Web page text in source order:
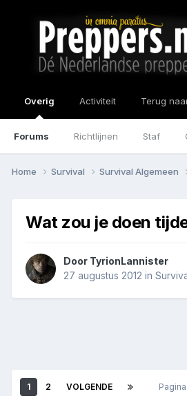
Overig
Forums Richtlijnen Staf
Activiteit Terug
Home Survival Survival Algemeen
Wat zou je doen
Door TyrionLannister
27 augustus 2012 in
1 2 VOLGENDE